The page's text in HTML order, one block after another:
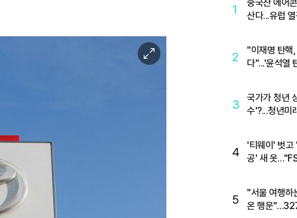
이
미
1
중국산 에어
산다...유럽
2
"이재명 탄핵
다"...'윤석열
3
국가가 청년
수'?...청년미
4
'티웨이' 벗고
공' 새 옷
5
"서울 여행하
온 행운